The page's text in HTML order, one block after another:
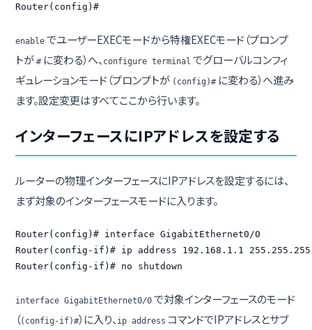
Router(config)#
enable でユーザーEXECモードから特権EXECモード（プロンプ
トが#に変わる）へ、 configure terminal でグローバルコンフィ
ギュレーションモード（プロンプトが (config)#に変わる）へ進み
ます。設定変更はすべてここから行います。
インターフェースにIPアドレスを設定する
ルーターの物理インターフェースにIPアドレスを設定するには、
まず対象のインターフェースモードに入ります。
Router(config)# interface GigabitEthernet0/0
Router(config-if)# ip address 192.168.1.1
Router(config-if)# no shutdown
interface GigabitEthernet0/0 で対象インターフェースのモード
（(config-if)#）に入り、 ip address コマンドでIPアドレスとサブ